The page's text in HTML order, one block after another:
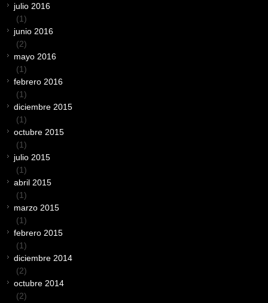
julio 2016
(1)
junio 2016
(2)
mayo 2016
(1)
febrero 2016
(1)
diciembre 2015
(1)
octubre 2015
(1)
julio 2015
(1)
abril 2015
(1)
marzo 2015
(1)
febrero 2015
(1)
diciembre 2014
(2)
octubre 2014
(2)